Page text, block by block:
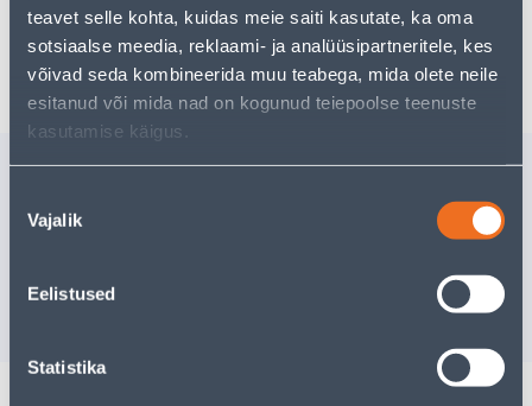
teavet selle kohta, kuidas meie saiti kasutate, ka oma
sotsiaalse meedia, reklaami- ja analüüsipartneritele, kes
võivad seda kombineerida muu teabega, mida olete neile
esitanud või mida nad on kogunud teiepoolse teenuste
kasutamise käigus.
valik
Vajalik
Eelistused
Statistika
Tarne pole võimalik
Sarnased tooted
3.99 €
2.39 €